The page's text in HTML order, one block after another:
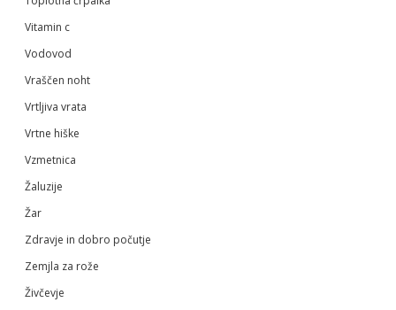
Vitamin c
Vodovod
Vraščen noht
Vrtljiva vrata
Vrtne hiške
Vzmetnica
Žaluzije
Žar
Zdravje in dobro počutje
Zemjla za rože
Živčevje